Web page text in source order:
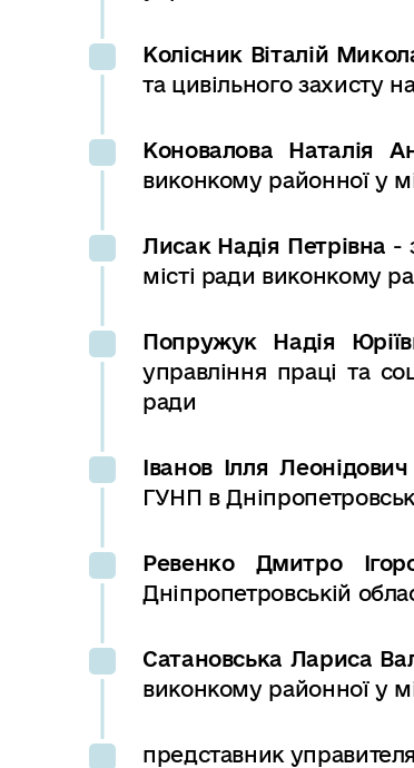
Колісник Віталій
та цивільного захисту
Коновалова Наталія
виконкому районної у
Лисак Надія Петрівна -
місті ради виконкому
Попружук Надія
управління праці та
ради
Іванов Ілля Леонідович
ГУНП в
Ревенко Дмитро
Дніпропетровській
Сатановська Лариса
виконкому районної у
представник